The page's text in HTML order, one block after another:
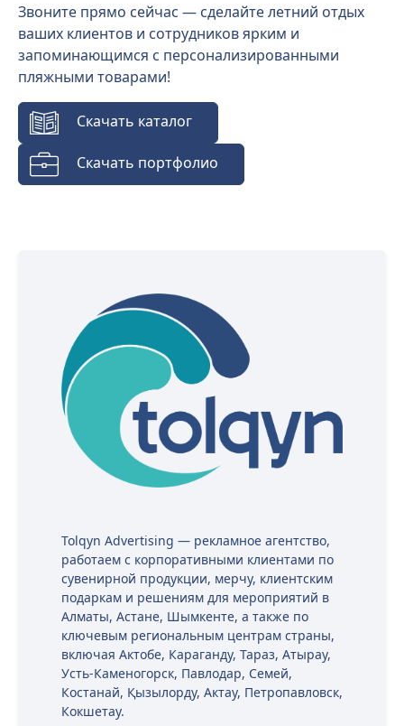
Звоните прямо сейчас — сделайте летний отдых
ваших клиентов и сотрудников ярким и
запоминающимся с персонализированными
пляжными товарами!
Скачать каталог
Скачать портфолио
Tolqyn Advertising — рекламное агентство,
работаем с корпоративными клиентами по
сувенирной продукции, мерчу, клиентским
подаркам и решениям для мероприятий в
Алматы, Астане, Шымкенте, а также по
ключевым региональным центрам страны,
включая Актобе, Караганду, Тараз, Атырау,
Усть-Каменогорск, Павлодар, Семей,
Костанай, Қызылорду, Актау, Петропавловск,
Кокшетау.